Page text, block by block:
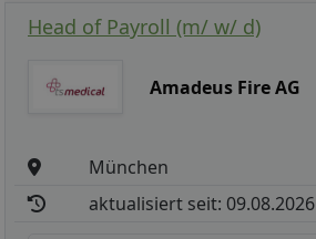
Head of Payroll (m/ w/ d)
Amadeus Fire AG
München
aktualisiert seit: 09.08.2026